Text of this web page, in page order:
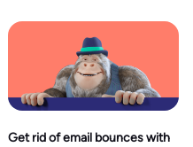
Get rid of email bounces with